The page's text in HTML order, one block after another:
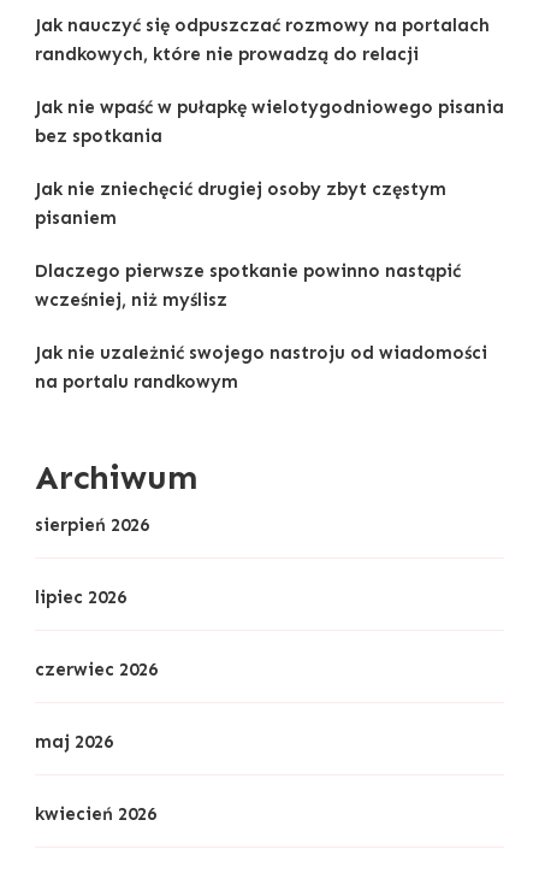
Jak nauczyć się odpuszczać rozmowy na portalach
randkowych, które nie prowadzą do relacji
Jak nie wpaść w pułapkę wielotygodniowego pisania
bez spotkania
Jak nie zniechęcić drugiej osoby zbyt częstym
pisaniem
Dlaczego pierwsze spotkanie powinno nastąpić
wcześniej, niż myślisz
Jak nie uzależnić swojego nastroju od wiadomości
na portalu randkowym
Archiwum
sierpień 2026
lipiec 2026
czerwiec 2026
maj 2026
kwiecień 2026